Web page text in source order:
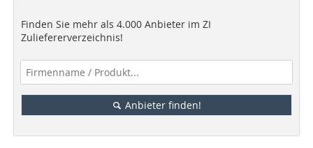
Finden Sie mehr als 4.000 Anbieter im ZI
Zuliefererverzeichnis!
Anbieter finden!